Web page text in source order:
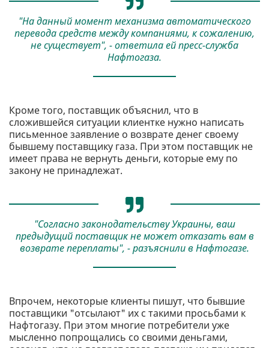
"На данный момент механизма автоматического
перевода средств между компаниями, к сожалению,
не существует", - ответила ей пресс-служба
Нафтогаза.
Кроме того, поставщик объяснил, что в
сложившейся ситуации клиентке нужно написать
письменное заявление о возврате денег своему
бывшему поставщику газа. При этом поставщик не
имеет права не вернуть деньги, которые ему по
закону не принадлежат.
"Согласно законодательству Украины, ваш
предыдущий поставщик не может отказать вам в
возврате переплаты", - разъяснили в Нафтогазе.
Впрочем, некоторые клиенты пишут, что бывшие
поставщики "отсылают" их с такими просьбами к
Нафтогазу. При этом многие потребители уже
мысленно попрощались со своими деньгами,